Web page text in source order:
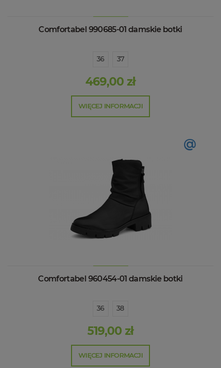
Comfortabel 990685-01 damskie botki
36 37
469,00 zł
WIĘCEJ INFORMACJI
@
Comfortabel 960454-01 damskie botki
36 38
519,00 zł
WIĘCEJ INFORMACJI